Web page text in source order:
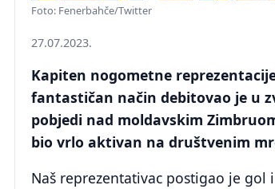
Foto: Fenerbahče/Twitter
27.07.2023.
Kapiten nogometne
fantastičan način debitovao je u
pobjedi nad moldavskim
bio vrlo aktivan na društvenim
Naš reprezentativac postigao je